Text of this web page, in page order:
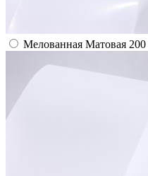
Мелованная Матовая 200